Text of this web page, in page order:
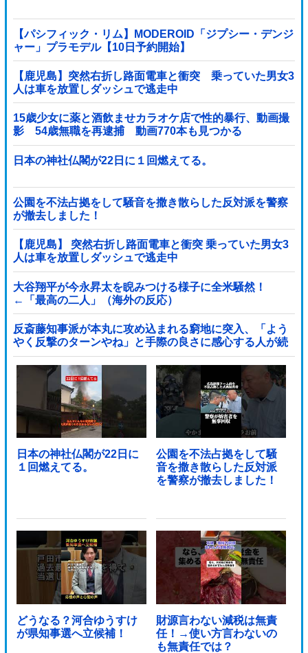
【パシフィック・リム】MODEROID「ジプシー・デンジ
ャー」プラモデル【10日予約開始】
【鹿児島】突然右折し路面電車と衝突 乗っていた男女3
人は車を放置しダッシュで逃走中
15歳少女に薬と酒飲ませカラオケ店で性的暴行、動画撮
影 54歳無職を再逮捕 動画770本も見つかる
日本の神社仏閣が22日に１回燃えてる。
公園を不法占拠をして騒音を撒き散らした反対派を警察
が撤去しました！
【鹿児島】 突然右折し路面電車と衝突 乗っていた男女3
人は車を放置しダッシュで逃走中
大谷翔平が今永昇太を睨みつける様子に全米騒然！
←「最高の二人」（海外の反応）
反斎藤知事派が本丸に攻め込まれる窮地に突入、「よう
やく反撃のターンやね」と手際の良さに感心する人が続
出中他
日本の神社仏閣が22日に
１回燃えてる。
公園を不法占拠をして騒
音を撒き散らした反対派
を警察が撤去しました！
どうなる？河合ゆうすけ
が県知事選へ立候補！
財源言わない減税は無責
任！→使い方言わないの
も無責任では？